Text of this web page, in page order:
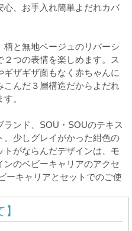
心、お手入れ簡単よだれカバ
と無地ベージュのリバーシ
つの表情を楽しめます。ス
ザギザ面もなく赤ちゃんに
こんだ３層構造だからよだれ
。
ンド、SOU・SOUのテキス
。少しグレイがかった紺色の
がならんだデザインは、モ
ンのベビーキャリアのアクセ
ーキャリアとセットでのご使